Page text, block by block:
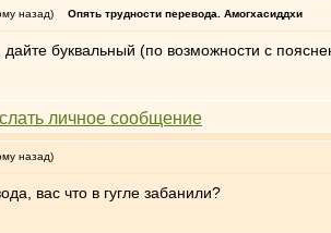
назад) Опять трудности перевода. Амогхасиддхи
буквальный (по возможности с
назад)
вас что в гугле забанили?